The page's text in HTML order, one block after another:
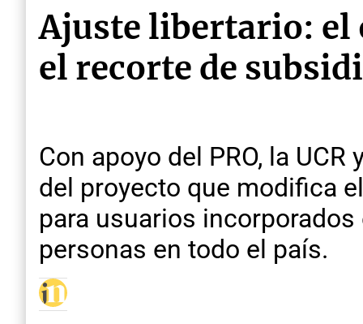
Ajuste libertario: el
el recorte de
Con apoyo del PRO, la
del proyecto que modifica
para usuarios
personas en todo el país.